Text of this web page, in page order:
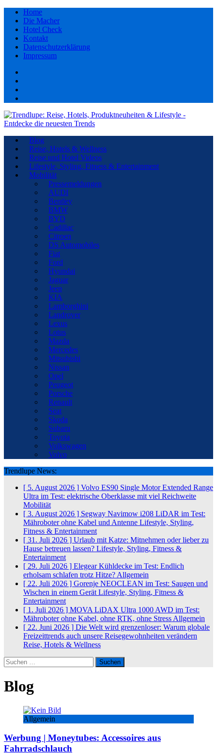
Home
Die Macher
Hotel Check
Kontakt
Datenschutzerklärung
Impressum
Blog
Reise, Hotels & Wellness
Reise und Hotel Videos
Lifestyle, Styling, Fitness & Entertainment
Mobilität
Pressemeldungen
AUDI
Bentley
BMW
BYD
Cadillac
Citroen
DS Automobiles
Fiat
Ford
Hyundai
Jaguar
Jeep
KIA
Lamborghini
Landrover
Lexus
Lotus
Mazda
Mercedes
Mitsubishi
Nissan
Opel
Peugeot
Porsche
Renault
Seat
Skoda
Subaru
Toyota
Volkswagen
Volvo
Trendlupe News:
[ 5. August 2026 ] Volvo ES90 Single Motor Extended Range
Ultra im Test: elektrische Oberklasse mit viel Reichweite
Mobilität
[ 3. August 2026 ] Segway Navimow i208 LiDAR im Test:
Mähroboter ohne Kabel und Antenne Lifestyle, Styling,
Fitness & Entertainment
[ 31. Juli 2026 ] Urlaub mit Katze: Mitnehmen oder lieber zu
Hause betreuen lassen? Lifestyle, Styling, Fitness &
Entertainment
[ 29. Juli 2026 ] Elegear Kühldecke im Test: Endlich
erholsam schlafen trotz Hitze? Allgemein
[ 22. Juli 2026 ] Gorenje NEOCLEAN im Test: Saugen und
Wischen in einem Gerät Lifestyle, Styling, Fitness &
Entertainment
[ 1. Juli 2026 ] MOVA LiDAX Ultra 1000 AWD im Test:
Mähroboter ohne Kabel, ohne RTK, ohne Stress Allgemein
[ 22. Juni 2026 ] Die Welt wird grenzenloser: Warum globale
Freizeittrends auch unsere Reisegewohnheiten verändern
Reise, Hotels & Wellness
Suchen
nach:
Blog
Allgemein
Werbung | Moneytubes: Accessoires aus
Fahrradschlauch